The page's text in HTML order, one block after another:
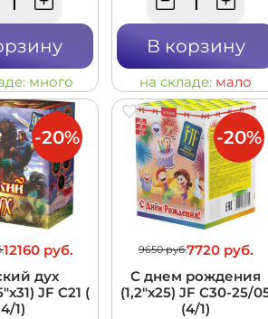
много
В корзину
на складе: мало
12160 руб.
дух
JF C21 (
4/1)
-20%
9650 руб.7720 руб.
С днем рождения
(1,2"х25) JF C30-25/
(4/1)
-20%